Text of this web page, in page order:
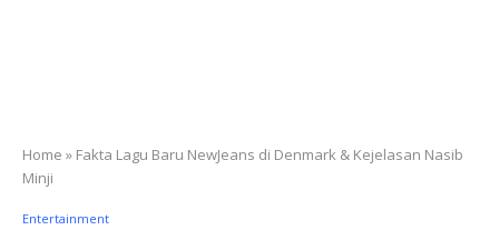
Home » Fakta Lagu Baru NewJeans di Denmark & Kejelasan Nasib
Minji
Entertainment